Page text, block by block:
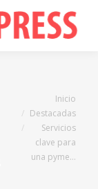
Inicio
Destacadas
Servicios
clave para
una pyme…